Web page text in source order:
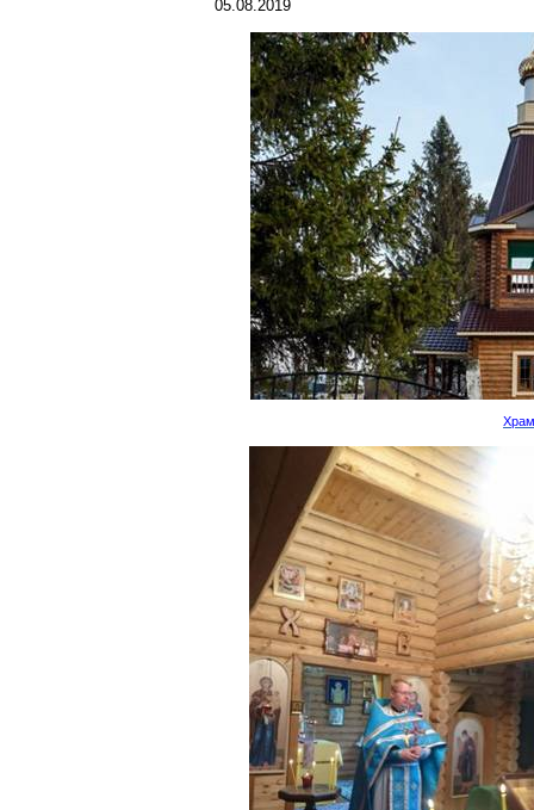
05.08.2019